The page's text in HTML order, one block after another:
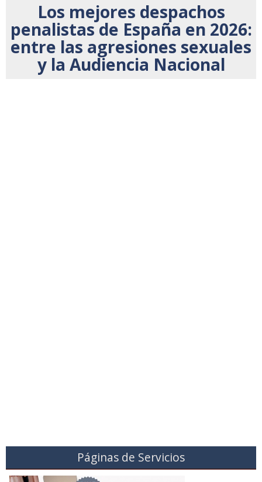
Los mejores despachos
penalistas de España en 2026:
entre las agresiones sexuales
y la Audiencia Nacional
Páginas de Servicios